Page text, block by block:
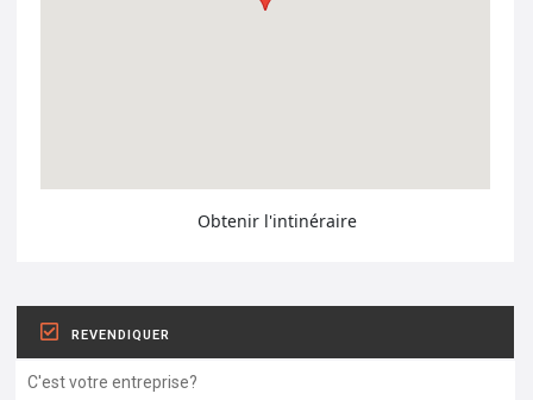
Obtenir l'intinéraire
REVENDIQUER
C'est votre entreprise?